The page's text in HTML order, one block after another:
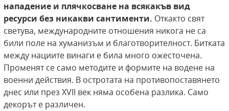
нападение и плячкосване на всякакъв вид
ресурси без никакви сантименти. Откакто свят
светува, международните отношения никога не са
били поле на хуманизъм и благотворителност. Битката
между нациите винаги е била много ожесточена.
Променят се само методите и формите на водене на
военни действия. В остротата на противопоставянето
днес или през XVII век няма особена разлика. Само
декорът е различен.